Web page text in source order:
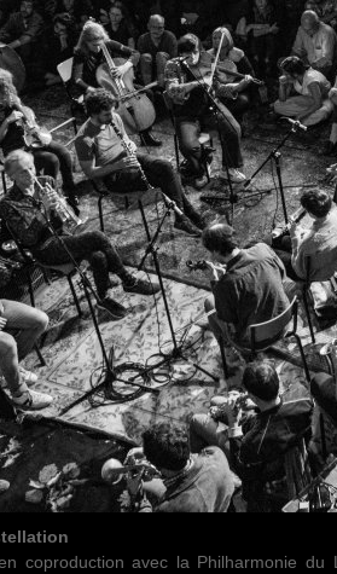
coproduction avec la Philharmonie